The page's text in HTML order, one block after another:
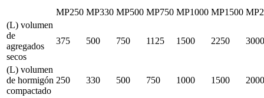
MP250 MP330 MP500 MP750 MP1000 MP1500
(L) volumen
de
agregados
secos
375 500 750 1125 1500 2250 3000
(L) volumen
de hormigón
compactado
250 330 500 750 1000 1500 2000